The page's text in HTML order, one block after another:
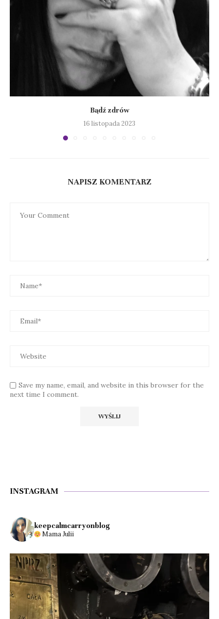
Bądź zdrów
16 listopada 2023
NAPISZ KOMENTARZ
Save my name, email, and website in this browser for the
next time I comment.
INSTAGRAM
keepcalmcarryonblog
Mama Julii